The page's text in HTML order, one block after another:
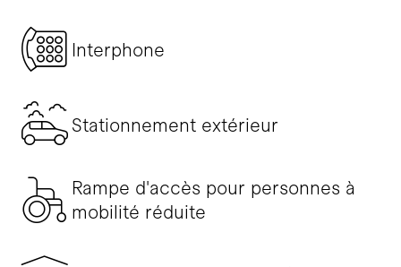
Interphone
Stationnement extérieur
Rampe d'accès pour personnes à
mobilité réduite